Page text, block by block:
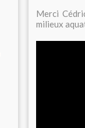
Merci
milieux